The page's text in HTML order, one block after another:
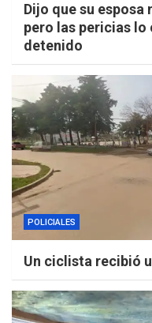
Dijo que su
pero las pericias
detenido
POLICIALES
Un ciclista recibió